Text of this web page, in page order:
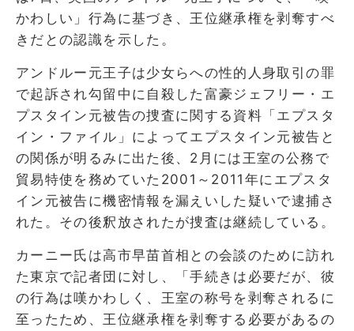
かわしい」行為に基づき、王位継承権を剥奪すべ
きだとの認識を示した。
アンドルー元王子は少女らへの性的人身取引の罪
で起訴され勾留中に自殺した富豪ジェフリー・エ
プスタイン元被告の捜査に関する資料「エプスタ
イン・ファイル」によってエプスタイン元被告と
の関係が明るみに出た後、2月には王室の公務で
貿易特使を務めていた2001～2011年にエプスタ
イン元被告に機密情報を漏えいした疑いで逮捕さ
れた。その後釈放されたが捜査は継続している。
カーニー氏は高市早苗首相との会談のために訪れ
た東京で記者団に対し、「手続きは必要だが、彼
の行為は嘆かわしく、王室の称号を剥奪されるに
至ったため、王位継承権を剥奪する必要があるの